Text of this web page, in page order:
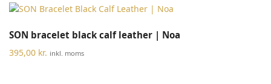
SON bracelet black calf leather | Noa
395,00 kr. inkl. moms